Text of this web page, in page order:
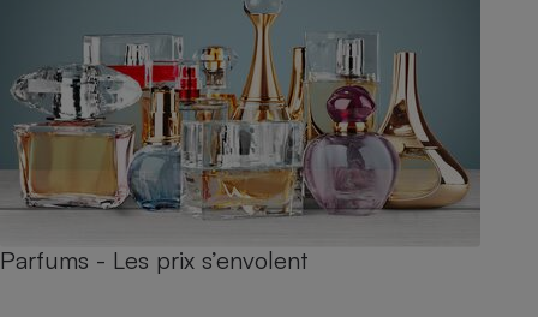
Parfums - Les prix s’envolent